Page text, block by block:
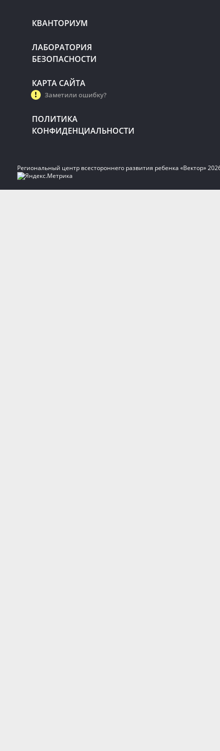
КВАНТОРИУМ
ЛАБОРАТОРИЯ
БЕЗОПАСНОСТИ
КАРТА САЙТА
Заметили ошибку?
ПОЛИТИКА
КОНФИДЕНЦИАЛЬНОСТИ
Региональный центр всестороннего развития ребенка «Вектор»